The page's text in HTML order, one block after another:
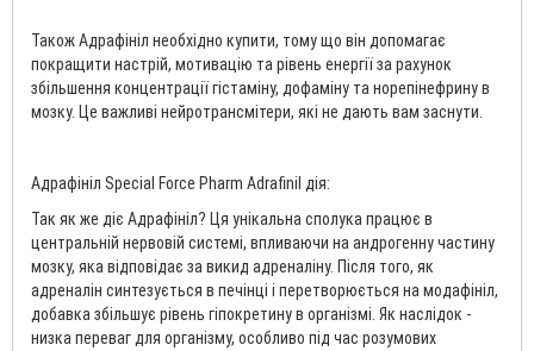
Також Адрафініл необхідно купити, тому що він допомагає
покращити настрій, мотивацію та рівень енергії за рахунок
збільшення концентрації гістаміну, дофаміну та норепінефрину в
мозку. Це важливі нейротрансмітери, які не дають вам заснути.
Адрафініл Special Force Pharm Adrafinil дія:
Так як же діє Адрафініл? Ця унікальна сполука працює в
центральній нервовій системі, впливаючи на андрогенну частину
мозку, яка відповідає за викид адреналіну. Після того, як
адреналін синтезується в печінці і перетворюється на модафініл,
добавка збільшує рівень гіпокретину в організмі. Як наслідок -
низка переваг для організму, особливо під час розумових